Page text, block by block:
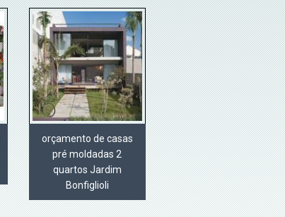
orçamento de casas
pré moldadas 2
quartos Jardim
Bonfiglioli